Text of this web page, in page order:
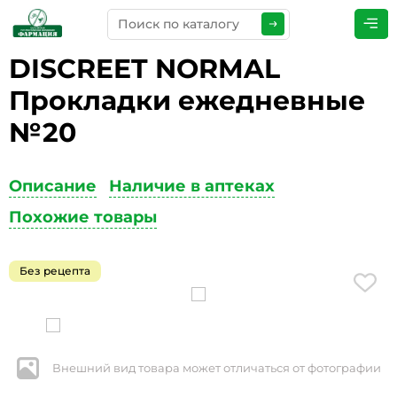
DISCREET NORMAL
Прокладки ежедневные
№20
Описание
Наличие в аптеках
Похожие товары
Без рецепта
Внешний вид товара может отличаться от фотографии
ПРЕДСТАВЬТЕСЬ